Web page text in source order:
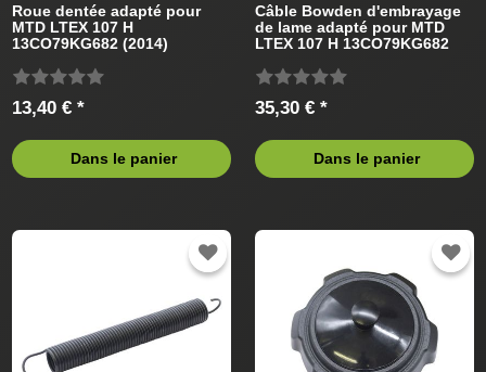
Roue dentée adapté pour
MTD LTEX 107 H
13CO79KG682 (2014)
13,40 € *
Dans le panier
Câble Bowden d'embrayage
de lame adapté pour MTD
LTEX 107 H 13CO79KG682
35,30 € *
Dans le panier